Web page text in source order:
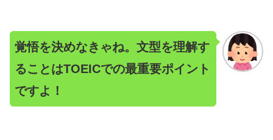
覚悟を決めなきゃね。文型を理解す
ることはTOEICでの最重要ポイント
ですよ！